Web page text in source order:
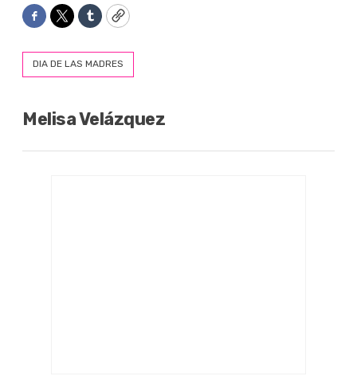
Facebook
TwitterTumblrCopy
DIA DE LAS MADRES
Melisa Velázquez